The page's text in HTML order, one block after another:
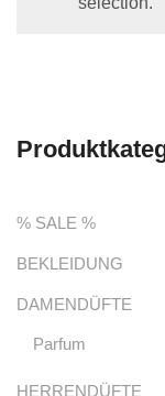
% SALE %
BEKLEIDUNG
DAMENDÜFTE
Parfum
HERRENDÜFTE